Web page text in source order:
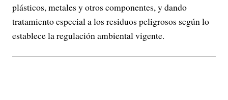
plásticos, metales y otros componentes, y dando
tratamiento especial a los residuos peligrosos según lo
establece la regulación ambiental vigente.